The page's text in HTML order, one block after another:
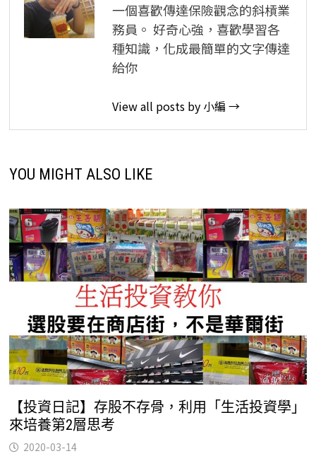
一個喜歡傳達保險觀念的斜槓業
務員。 好奇心強，喜歡學習各
種知識，化成最簡單的文字傳達
給你
View all posts by 小編 →
YOU MIGHT ALSO LIKE
【投資日記】存股不存骨，利用「生活投資學」
來培養第2層思考
2020-03-14